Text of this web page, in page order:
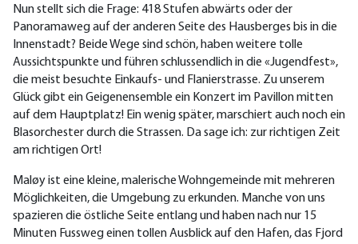
Nun stellt sich die Frage: 418 Stufen abwärts oder der
Panoramaweg auf der anderen Seite des Hausberges bis in die
Innenstadt? Beide Wege sind schön, haben weitere tolle
Aussichtspunkte und führen schlussendlich in die «Jugendfest»,
die meist besuchte Einkaufs- und Flanierstrasse. Zu unserem
Glück gibt ein Geigenensemble ein Konzert im Pavillon mitten
auf dem Hauptplatz! Ein wenig später, marschiert auch noch ein
Blasorchester durch die Strassen. Da sage ich: zur richtigen Zeit
am richtigen Ort!
Maløy ist eine kleine, malerische Wohngemeinde mit mehreren
Möglichkeiten, die Umgebung zu erkunden. Manche von uns
spazieren die östliche Seite entlang und haben nach nur 15
Minuten Fussweg einen tollen Ausblick auf den Hafen, das Fjord